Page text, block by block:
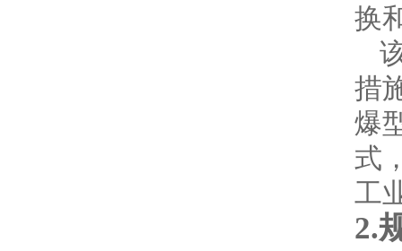
换
措
爆
式
工
2.